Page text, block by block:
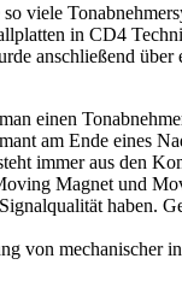
viele
in CD4
anschließend
einen
am Ende eines
immer aus den
Magnet und
haben.
von mechanischer